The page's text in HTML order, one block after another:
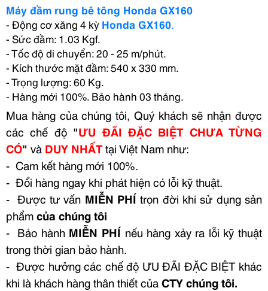
Máy đầm rung bê tông Honda GX160
- Động cơ xăng 4 kỳ Honda GX160.
- Sức đầm: 1.03 Kgf.
- Tốc độ di chuyển: 20 - 25 m/phút.
- Kích thước mặt đầm: 540 x 330 mm.
- Trọng lượng: 60 Kg.
- Hàng mới 100%. Bảo hành 03 tháng.
Mua hàng của chúng tôi, Quý khách sẽ nhận được
các chế độ"ƯU ĐÃI ĐẶC BIỆT CHƯA TỪNG
CÓ" và DUY NHẤTtại Việt Nam như:
- Cam kết hàng mới 100%.
- Đổi hàng ngay khi phát hiện có lỗi kỹ thuật.
- Được tư vấn MIỄN PHÍ trọn đời khi sử dụng sản
phẩmcủa chúng tôi
- Bảo hành MIỄN PHÍnếu hàng xảy ra lỗi kỹ thuật
trong thời gian bảo hành.
- Được hưởng các chế độ ƯU ĐÃI ĐẶC BIỆT khác
khi là khách hàng thân thiết củaCTY chúng tôi.